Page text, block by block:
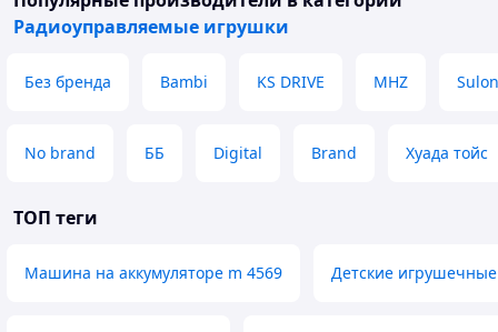
Радиоуправляемые игрушки
Без бренда Bambi KS DRIVE MHZ
No brand ББ Digital Brand Хуада тойс
ТОП теги
Машина на аккумуляторе m 4569 Детские